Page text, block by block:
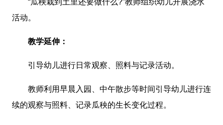
“瓜秧栽到土里还要做什么?”教师组织幼儿开展浇水
活动。
教学延伸：
引导幼儿进行日常观察、照料与记录活动。
教师利用早晨入园、中午散步等时间引导幼儿进行连
续的观察与照料、记录瓜秧的生长变化过程。